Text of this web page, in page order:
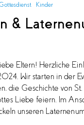
Kinder
&
Eltern! Herzliche
Wir starten in der
die Geschichte von
Liebe feiern. Im
unseren